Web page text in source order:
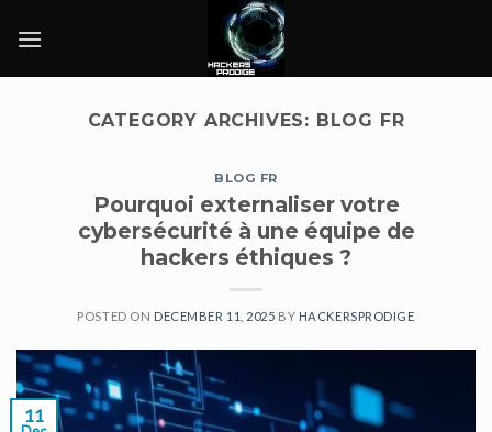
CATEGORY ARCHIVES: BLOG FR
BLOG FR
Pourquoi externaliser votre
cybersécurité à une équipe de
hackers éthiques ?
POSTED ON DECEMBER 11, 2025 BY HACKERSPRODIGE
11